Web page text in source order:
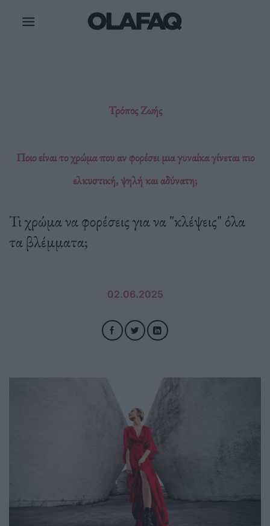
Τρόπος Ζωής
Ποιο είναι το χρώμα που αν φορέσει μια γυναίκα γίνεται πιο
ελκυστική, ψηλή και αδύνατη;
Τι χρώμα να φορέσεις για να "κλέψεις" όλα
τα βλέμματα;
02.06.2025